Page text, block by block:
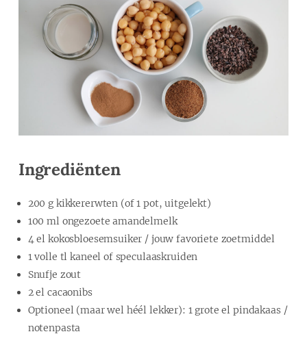
Ingrediënten
200 g kikkererwten (of 1 pot, uitgelekt)
100 ml ongezoete amandelmelk
4 el kokosbloesemsuiker / jouw favoriete zoetmiddel
1 volle tl kaneel of speculaaskruiden
Snufje zout
2 el cacaonibs
Optioneel (maar wel héél lekker): 1 grote el pindakaas /
notenpasta